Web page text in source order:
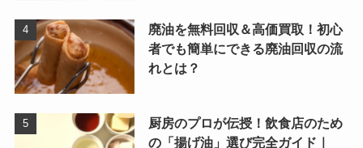
廃油を無料回収＆高価買取！初心
者でも簡単にできる廃油回収の流
れとは？
厨房のプロが伝授！飲食店のため
の「揚げ油」選び完全ガイド｜